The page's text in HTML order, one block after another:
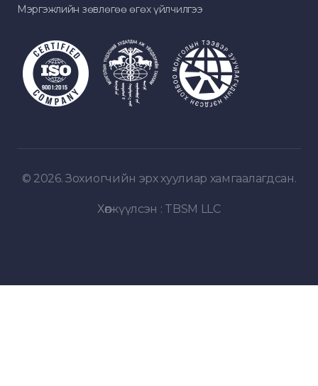
Мэргэжлийн зөвлөгөө өгөх үйлчилгээ
© 2026. Зохиогчийн эрх хуулиар хамгаалагдсан.
Хөгжүүлсэн : TBSM LLC